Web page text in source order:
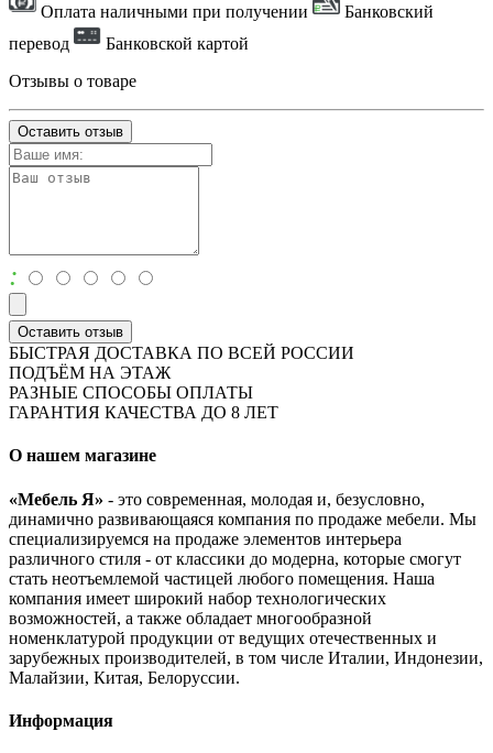
Оплата наличными при получении
Банковский
перевод
Банковской картой
Отзывы о товаре
Оставить отзыв
:
Оставить отзыв
БЫСТРАЯ ДОСТАВКА ПО ВСЕЙ РОССИИ
ПОДЪЁМ НА ЭТАЖ
РАЗНЫЕ СПОСОБЫ ОПЛАТЫ
ГАРАНТИЯ КАЧЕСТВА ДО 8 ЛЕТ
О нашем магазине
«Мебель Я» - это современная, молодая и, безусловно,
динамично развивающаяся компания по продаже мебели. Мы
специализируемся на продаже элементов интерьера
различного стиля - от классики до модерна, которые смогут
стать неотъемлемой частицей любого помещения. Наша
компания имеет широкий набор технологических
возможностей, а также обладает многообразной
номенклатурой продукции от ведущих отечественных и
зарубежных производителей, в том числе Италии, Индонезии,
Малайзии, Китая, Белоруссии.
Информация